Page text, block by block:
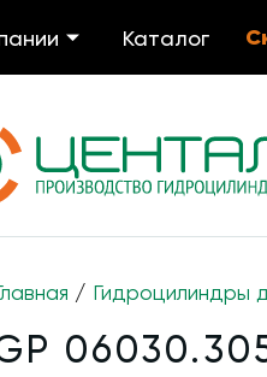
Каталог
/ Гидроцилиндры